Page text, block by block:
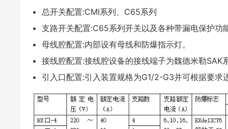
• 总开关配置:CMI系列、C65系列
• 支路开关配置:C65系列开关以及各种带漏电保护功
• 母线腔配置:内部设有母线和防爆指示灯。
• 接线腔配置:接线腔设备的接线端子为魏德米勒SAK
• 引入口配置:引入装置规格为G1/2-G3并可根据要求